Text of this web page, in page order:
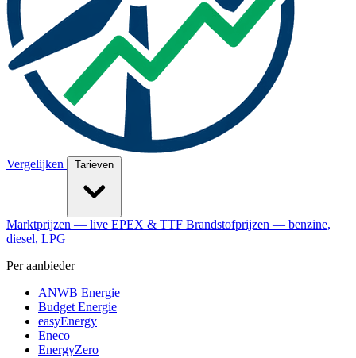
Vergelijken Tarieven
Marktprijzen — live EPEX & TTF Brandstofprijzen — benzine,
diesel, LPG
Per aanbieder
ANWB Energie
Budget Energie
easyEnergy
Eneco
EnergyZero